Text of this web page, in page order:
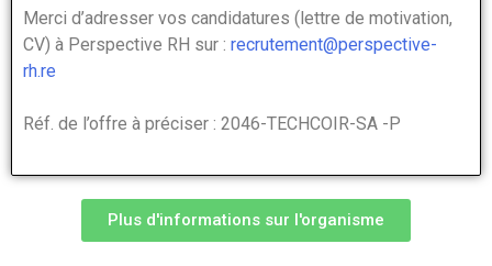
Merci d’adresser vos candidatures (lettre de motivation,
CV) à Perspective RH sur : recrutement@perspective-
rh.re
Réf. de l’offre à préciser : 2046-TECHCOIR-SA -P
Plus d'informations sur l'organisme